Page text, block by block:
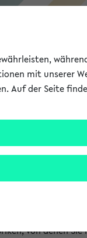
die
von denen
mit unserer
Auf der Seite